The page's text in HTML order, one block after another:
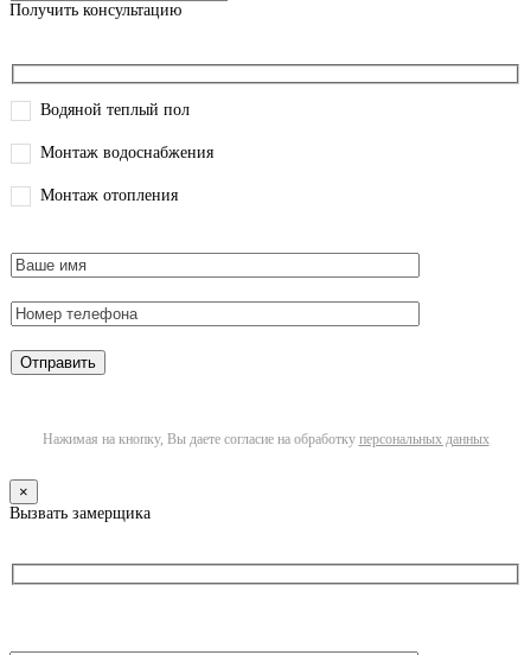
Получить консультацию
Водяной теплый пол
Монтаж водоснабжения
Монтаж отопления
Нажимая на кнопку, Вы даете согласие на обработку персональных данных
×
Вызвать замерщика